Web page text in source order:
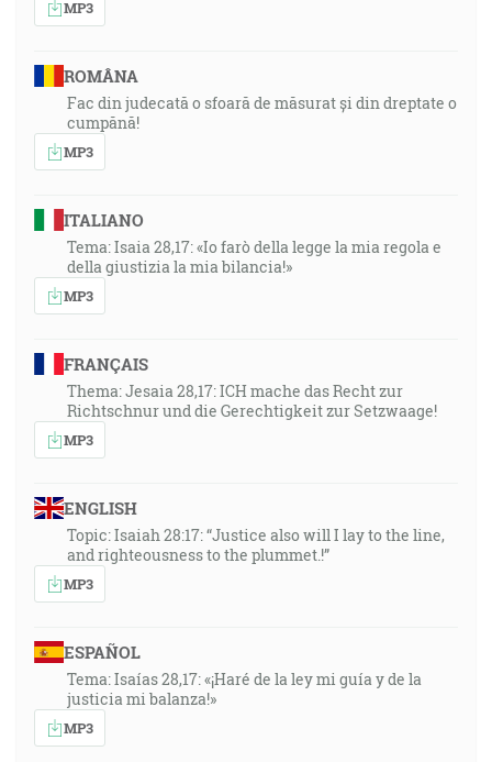
MP3
ROMÂNA
Fac din judecată o sfoară de măsurat și din dreptate o
cumpănă!
MP3
ITALIANO
Tema: Isaia 28,17: «Io farò della legge la mia regola e
della giustizia la mia bilancia!»
MP3
FRANÇAIS
Thema: Jesaia 28,17: ICH mache das Recht zur
Richtschnur und die Gerechtigkeit zur Setzwaage!
MP3
ENGLISH
Topic: Isaiah 28:17: “Justice also will I lay to the line,
and righteousness to the plummet.!”
MP3
ESPAÑOL
Tema: Isaías 28,17: «¡Haré de la ley mi guía y de la
justicia mi balanza!»
MP3